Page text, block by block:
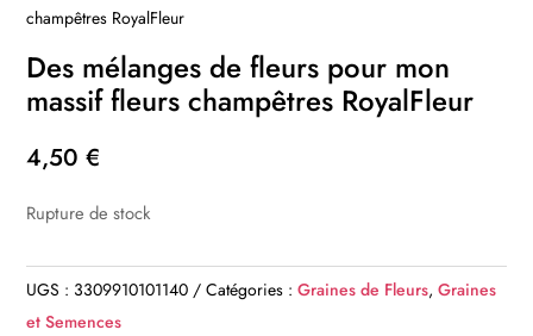
champêtres RoyalFleur
Des mélanges de fleurs pour mon
massif fleurs champêtres RoyalFleur
4,50€
Rupture de stock
UGS : 3309910101140 Catégories :Graines de Fleurs,Graines
et Semences